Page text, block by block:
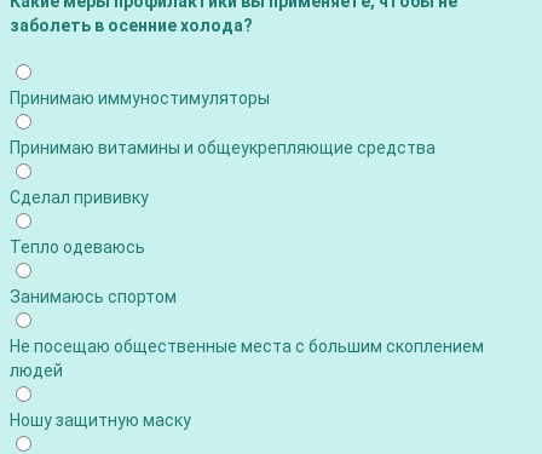
заболеть в осенние холода?
Принимаю иммуностимуляторы
Принимаю витамины и общеукрепляющие средства
Сделал прививку
Тепло одеваюсь
Занимаюсь спортом
Не посещаю общественные места с большим скоплением
людей
Ношу защитную маску